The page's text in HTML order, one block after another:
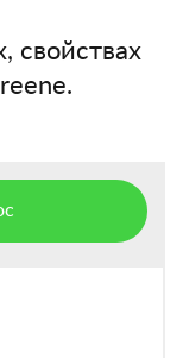
свойствах